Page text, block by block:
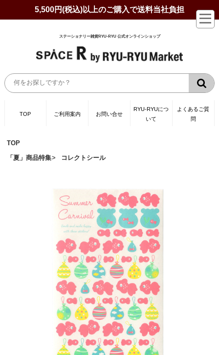
5,500円(税込)以上のご購入で送料当社負担
ステーショナリー雑貨RYU-RYU 公式オンラインショップ
TOP ご利用案内 お問い合せ
RYU-RYUにつ
いて
よくあるご質
問
TOP
「夏」商品特集
コレクトシール